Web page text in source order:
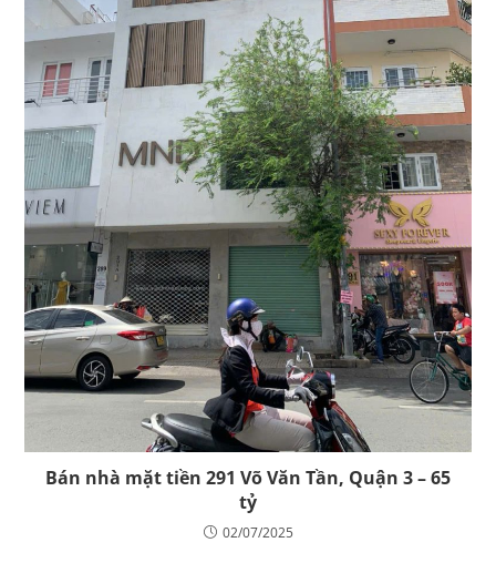
Bán nhà mặt tiền 291 Võ Văn Tần, Quận 3 – 65
tỷ
02/07/2025